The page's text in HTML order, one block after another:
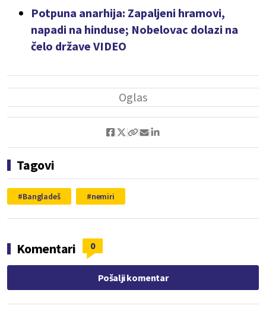
Potpuna anarhija: Zapaljeni hramovi,
napadi na hinduse; Nobelovac dolazi na
čelo države VIDEO
Tagovi
Bangladeš nemiri
Komentari 0
Pošalji komentar